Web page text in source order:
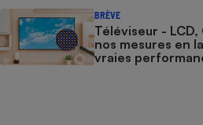
BRÈVE
Téléviseur - LCD,
nos mesures en
vraies